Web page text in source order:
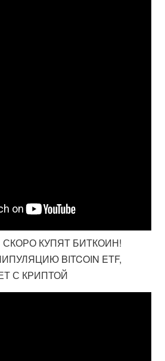
КУПЯТ БИТКОИН!
BITCOIN ETF,
С КРИПТОЙ